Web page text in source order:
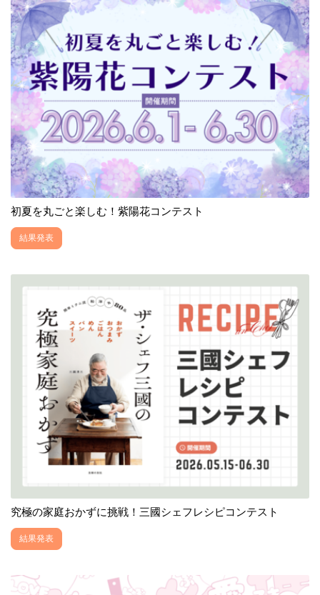
初夏を丸ごと楽しむ！紫陽花コンテスト
結果発表
究極の家庭おかずに挑戦！三國シェフレシピコンテスト
結果発表